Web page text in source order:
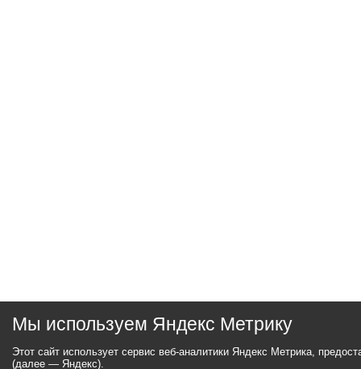
Мы используем Яндекс Метрику
Этот сайт использует сервис веб-аналитики Яндекс Метрика,
(далее — Яндекс).